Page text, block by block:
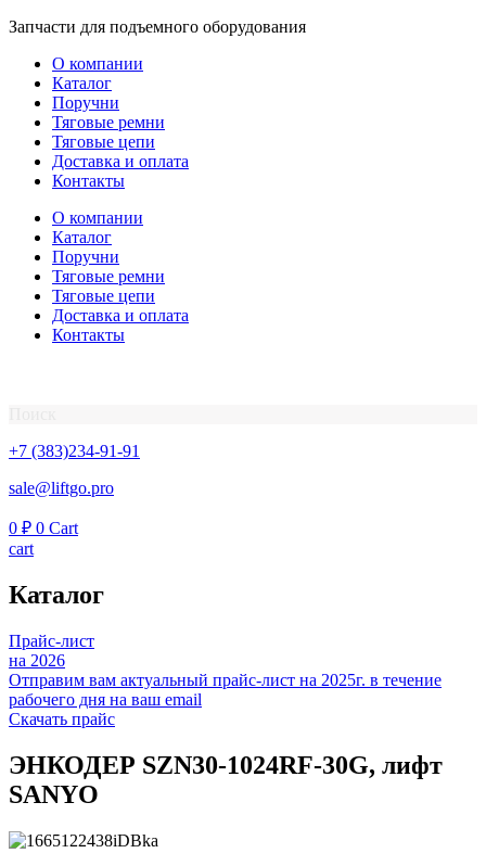
Перейти
содержимому
Запчасти для подъемного оборудования
О компании
Каталог
Поручни
Тяговые ремни
Тяговые цепи
Доставка и оплата
Контакты
О компании
Каталог
Поручни
Тяговые ремни
Тяговые цепи
Доставка и оплата
Контакты
+7 (383)234-91-91
sale@liftgo.pro
0 ₽ 0 Cart
cart
Каталог
Прайс-лист
на 2026
Отправим вам актуальный прайс-лист на 2025г. в течение
рабочего дня на ваш email
Скачать прайс
ЭНКОДЕР SZN30-1024RF-30G, лифт
SANYO